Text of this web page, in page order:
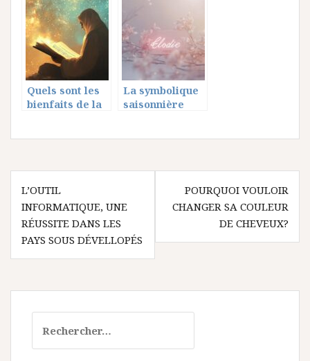
t
de la ville de
Paris
Quels sont les
bienfaits de la
La symbolique
saisonnière
Navigation
de
l’article
L’OUTIL
INFORMATIQUE, UNE
RÉUSSITE DANS LES
PAYS SOUS DÉVELLOPÉS
POURQUOI VOULOIR
CHANGER SA COULEUR
DE CHEVEUX?